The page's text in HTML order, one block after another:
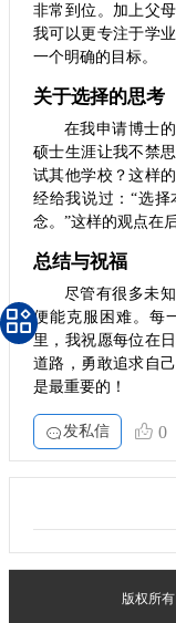
非常到位。加上父
我可以更专注于学
一个明确的目标。
关于选择的思考
在我申请博士
硕士生涯让我不禁
试其他学校？这样
经给我说过：“选
念。”这样的观点在
总结与祝福
尽管有很多未
便能克服困难。每
里，我祝愿每位在
道路，勇敢追求自
是最重要的！
发私信 0
版权所